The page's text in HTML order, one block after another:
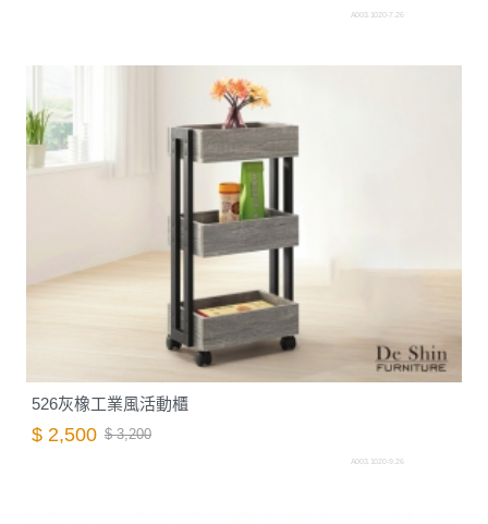
A003.1020-7.26
526灰橡工業風活動櫃
$ 2,500 $ 3,200
A003.1020-9.26